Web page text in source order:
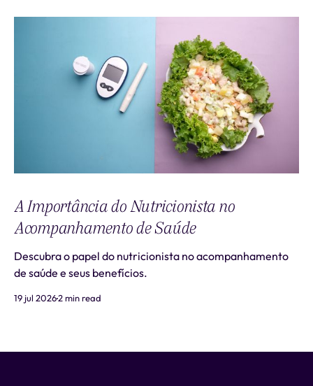
A Importância do Nutricionista no
Acompanhamento de Saúde
Descubra o papel do nutricionista no acompanhamento
de saúde e seus benefícios.
19 jul 20262 min read